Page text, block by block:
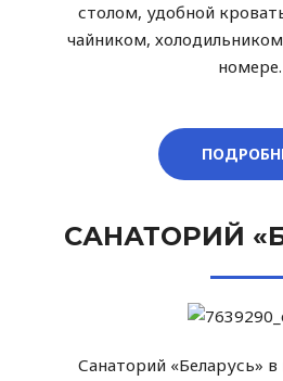
столом, удобной
чайником,
номере.
САНАТОРИЙ
Санаторий «Беларусь»